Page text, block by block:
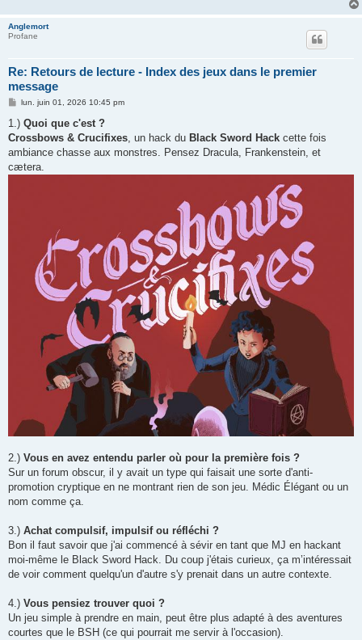
Anglemort
Profane
Re: Retours de lecture - Index des jeux dans le premier
message
M
s
s
a
g
lun. juin 01, 2026 10:45 pm
1.) Quoi que c'est ?
Crossbows & Crucifixes , un hack du Black Sword Hack cette fois
ambiance chasse aux monstres. Pensez Dracula, Frankenstein, et
cætera.
2.) Vous en avez entendu parler où pour la première fois ?
Sur un forum obscur, il y avait un type qui faisait une sorte d'anti-
promotion cryptique en ne montrant rien de son jeu. Médic Élégant ou un
nom comme ça.
3.) Achat compulsif, impulsif ou réfléchi ?
Bon il faut savoir que j'ai commencé à sévir en tant que MJ en hackant
moi-même le Black Sword Hack. Du coup j'étais curieux, ça m’intéressait
de voir comment quelqu'un d'autre s'y prenait dans un autre contexte.
4.) Vous pensiez trouver quoi ?
Un jeu simple à prendre en main, peut être plus adapté à des aventures
courtes que le BSH (ce qui pourrait me servir à l'occasion).